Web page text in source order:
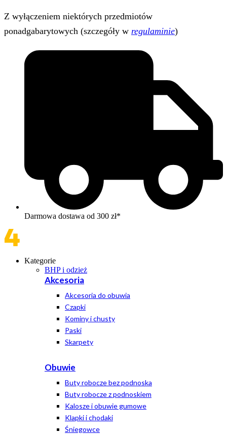
Z wyłączeniem niektórych przedmiotów
ponadgabarytowych (szczegóły w regulaminie)
Darmowa dostawa od 300 zł*
Kategorie
BHP i odzież
Akcesoria
Akcesoria do obuwia
Czapki
Kominy i chusty
Paski
Skarpety
Obuwie
Buty robocze bez podnoska
Buty robocze z podnoskiem
Kalosze i obuwie gumowe
Klapki i chodaki
Śniegowce